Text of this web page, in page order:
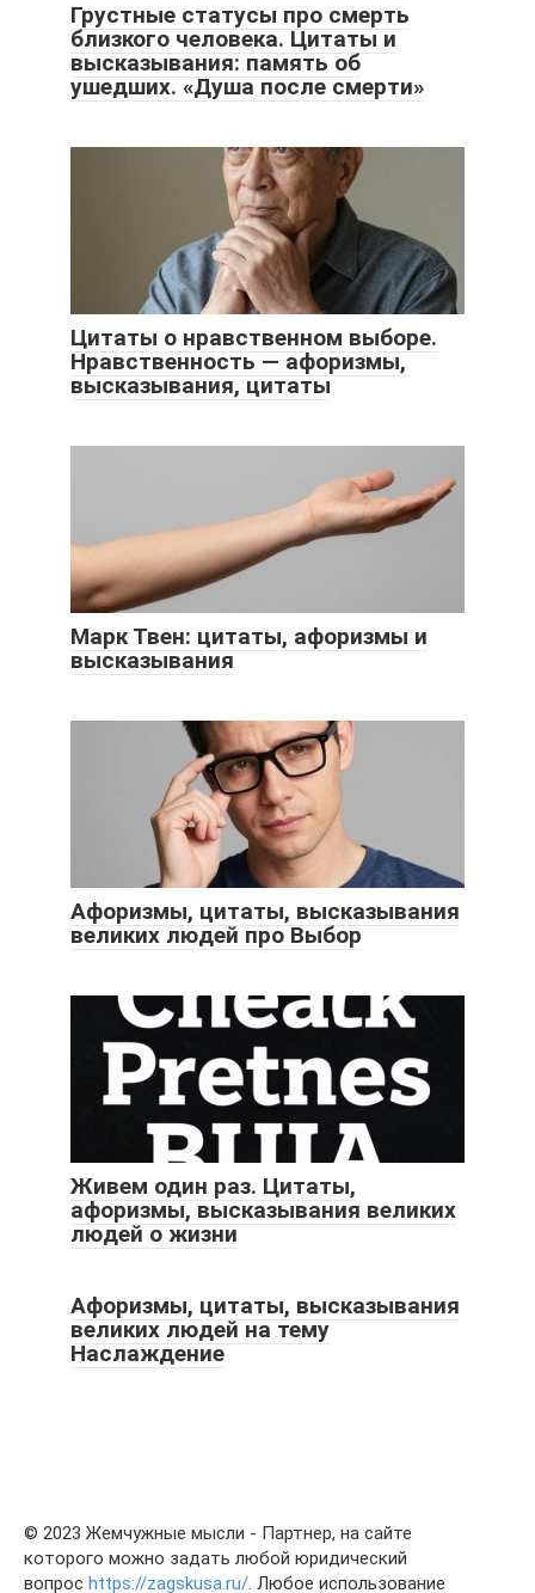
Грустные статусы про смерть
близкого человека. Цитаты и
высказывания: память об
ушедших. «Душа после смерти»
Цитаты о нравственном выборе.
Нравственность — афоризмы,
высказывания, цитаты
Марк Твен: цитаты, афоризмы и
высказывания
Афоризмы, цитаты, высказывания
великих людей про Выбор
Живем один раз. Цитаты,
афоризмы, высказывания великих
людей о жизни
Афоризмы, цитаты, высказывания
великих людей на тему
Наслаждение
© 2023 Жемчужные мысли - Партнер, на сайте
которого можно задать любой юридический
вопрос https://zagskusa.ru/. Любое использование